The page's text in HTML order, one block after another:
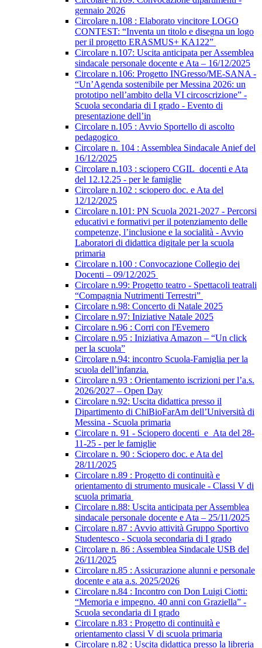
gennaio 2026
Circolare n.108 : Elaborato vincitore LOGO
CONTEST: “Inventa un titolo e disegna un logo
per il progetto ERASMUS+ KA122”
Circolare n.107: Uscita anticipata per Assemblea
sindacale personale docente e Ata – 16/12/2025
Circolare n.106: Progetto INGresso/ME-SANA -
“Un’Agenda sostenibile per Messina 2026: un
prototipo nell’ambito della VI circoscrizione” -
Scuola secondaria di I grado - Evento di
presentazione dell’in
Circolare n.105 : Avvio Sportello di ascolto
pedagogico
Circolare n. 104 : Assemblea Sindacale Anief del
16/12/2025
Circolare n.103 : sciopero CGIL_docenti e Ata
del 12.12.25 - per le famiglie
Circolare n.102 : sciopero doc. e Ata del
12/12/2025
Circolare n.101: PN Scuola 2021-2027 - Percorsi
educativi e formativi per il potenziamento delle
competenze, l’inclusione e la socialità - Avvio
Laboratori di didattica digitale per la scuola
primaria
Circolare n.100 : Convocazione Collegio dei
Docenti – 09/12/2025
Circolare n.99: Progetto teatro - Spettacoli teatrali
“Compagnia Nutrimenti Terrestri”
Circolare n.98: Concerto di Natale 2025
Circolare n.97: Iniziative Natale 2025
Circolare n.96 : Corri con l'Evemero
Circolare n.95 : Iniziativa Amazon – “Un click
per la scuola”
Circolare n.94: incontro Scuola-Famiglia per la
scuola dell’infanzia.
Circolare n.93 : Orientamento iscrizioni per l’a.s.
2026/2027 – Open Day
Circolare n.92: Uscita didattica presso il
Dipartimento di ChiBioFarAm dell’Università di
Messina - Scuola primaria
Circolare n. 91 - Sciopero docenti_e_Ata del 28-
11-25 - per le famiglie
Circolare n. 90 : Sciopero doc. e Ata del
28/11/2025
Circolare n.89 : Progetto di continuità e
orientamento di strumento musicale - Classi V di
scuola primaria
Circolare n.88: Uscita anticipata per Assemblea
sindacale personale docente e Ata – 25/11/2025
Circolare n.87 : Avvio attività Gruppo Sportivo
Studentesco - Scuola secondaria di I grado
Circolare n. 86 : Assemblea Sindacale USB del
26/11/2025
Circolare n.85 : Assicurazione alunni e personale
docente e ata a.s. 2025/2026
Circolare n.84 : Incontro con Don Luigi Ciotti:
“Memoria e impegno. 40 anni con Graziella” -
Scuola secondaria di I grado
Circolare n.83 : Progetto di continuità e
orientamento classi V di scuola primaria
Circolare n.82 : Uscita didattica presso la libreria